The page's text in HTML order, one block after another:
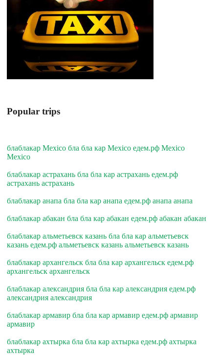
Popular trips
блаблакар Mexico бла бла кар Mexico едем.рф Mexico
Mexico
блаблакар астрахань бла бла кар астрахань едем.рф
астрахань астрахань
блаблакар анапа бла бла кар анапа едем.рф анапа анапа
блаблакар абакан бла бла кар абакан едем.рф абакан абакан
блаблакар альметьевск казань бла бла кар альметьевск
казань едем.рф альметьевск казань альметьевск казань
блаблакар архангельск бла бла кар архангельск едем.рф
архангельск архангельск
блаблакар александрия бла бла кар александрия едем.рф
александрия александрия
блаблакар армавир бла бла кар армавир едем.рф армавир
армавир
блаблакар ахтырка бла бла кар ахтырка едем.рф ахтырка
ахтырка